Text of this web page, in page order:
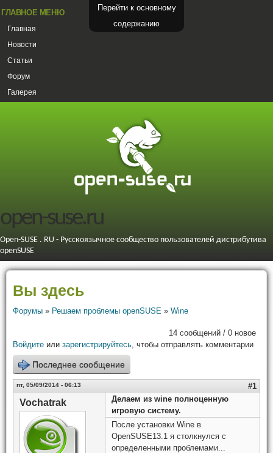
Перейти к основному
содержанию
ГЛАВНОЕ МЕНЮ
Главная
Новости
Статьи
Форум
Галерея
open-suse.ru
Open-SUSE . RU - Русскоязычное сообщество пользователей дистрибутива
openSUSE
Вы здесь
Форумы » Решаем проблемы openSUSE » Wine
14 сообщений / 0 новое
Войдите или зарегистрируйтесь, чтобы отправлять комментарии
Последнее сообщение
пт, 05/09/2014 - 06:13 #1
Vochatrak
Делаем из wine полноценную
игровую систему.
После установки Wine в
OpenSUSE13.1 я столкнулся с
определенными проблемами...